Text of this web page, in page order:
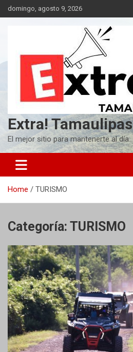
Skip
to
domingo, agosto 9, 2026
Extra! Tamaulipas
El mejor sitio para mantenerte al día
Home TURISMO
Categoría: TURISMO